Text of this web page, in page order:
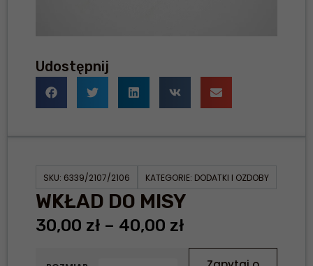
Udostępnij
SKU: 6339/2107/2106 KATEGORIE: DODATKI I OZDOBY
WKŁAD DO MISY
30,00 zł – 40,00 zł